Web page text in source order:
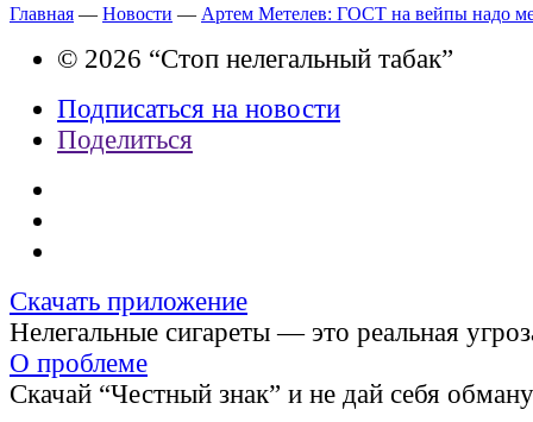
Главная — Новости — Артем Метелев: ГОСТ на вейпы надо
© 2026 “Стоп нелегальный табак”
Подписаться на новости
Поделиться
Скачать приложение
Нелегальные сигареты — это реальная
О проблеме
Скачай “Честный знак” и не дай себя